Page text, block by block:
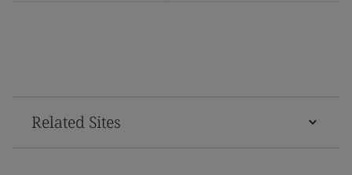
Related Sites